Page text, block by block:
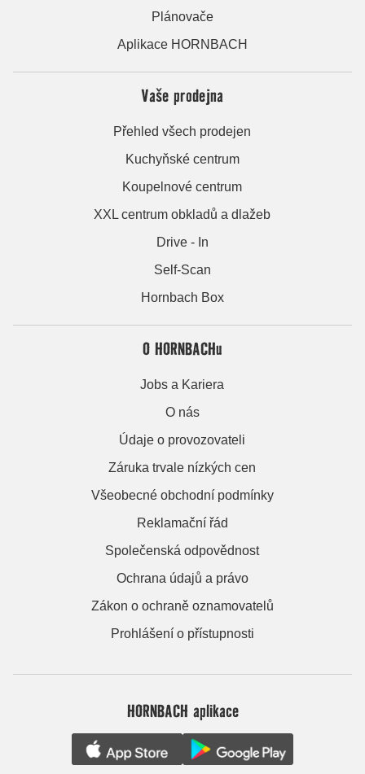
Plánovače
Aplikace HORNBACH
Vaše prodejna
Přehled všech prodejen
Kuchyňské centrum
Koupelnové centrum
XXL centrum obkladů a dlažeb
Drive - In
Self-Scan
Hornbach Box
O HORNBACHu
Jobs a Kariera
O nás
Údaje o provozovateli
Záruka trvale nízkých cen
Všeobecné obchodní podmínky
Reklamační řád
Společenská odpovědnost
Ochrana údajů a právo
Zákon o ochraně oznamovatelů
Prohlášení o přístupnosti
HORNBACH aplikace